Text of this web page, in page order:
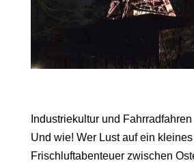
Industriekultur und
Und wie! Wer Lust auf ein kleines
Frischluftabenteuer zwischen